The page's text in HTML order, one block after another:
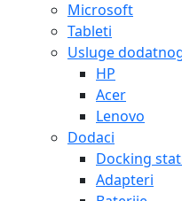
Microsoft
Tableti
Usluge
HP
Acer
Lenovo
Dodaci
Docking
Adapteri